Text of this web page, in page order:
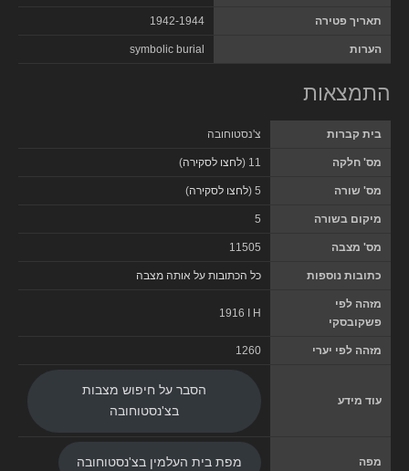
תאריך פטירה 1942-1944
הערות symbolic burial
התמצאות
בית קברות צ'נסטוחובה
מס' חלקה 11 ( לחצו לסקירה)
מס' שורה 5 ( לחצו לסקירה)
מיקום בשורה 5
מס' מצבה 11505
כתובות נוספות כל הכתובות על אותה מצבה
מזהה לפי
פשקובסקי
1916 I H
מזהה לפי יערי 1260
עוד מידע
הסבר על חיפוש מצבות
בצ'נסטוחובה
מפה מפת בית העלמין בצ'נסטוחובה